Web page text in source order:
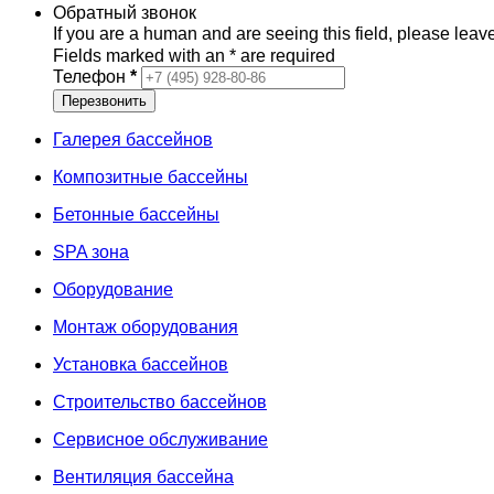
Обратный звонок
If you are a human and are seeing this field, please
Fields marked with an * are required
Телефон *
Галерея бассейнов
Композитные бассейны
Бетонные бассейны
SPA зона
Оборудование
Монтаж оборудования
Установка бассейнов
Строительство бассейнов
Сервисное обслуживание
Вентиляция бассейна